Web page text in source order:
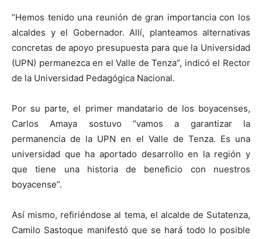
“Hemos tenido una reunión de gran importancia con los
alcaldes y el Gobernador. Allí, planteamos alternativas
concretas de apoyo presupuesta para que la Universidad
(UPN) permanezca en el Valle de Tenza”, indicó el Rector
de la Universidad Pedagógica Nacional.
Por su parte, el primer mandatario de los boyacenses,
Carlos Amaya sostuvo “vamos a garantizar la
permanencia de la UPN en el Valle de Tenza. Es una
universidad que ha aportado desarrollo en la región y
que tiene una historia de beneficio con nuestros
boyacense”.
Así mismo, refiriéndose al tema, el alcalde de Sutatenza,
Camilo Sastoque manifestó que se hará todo lo posible